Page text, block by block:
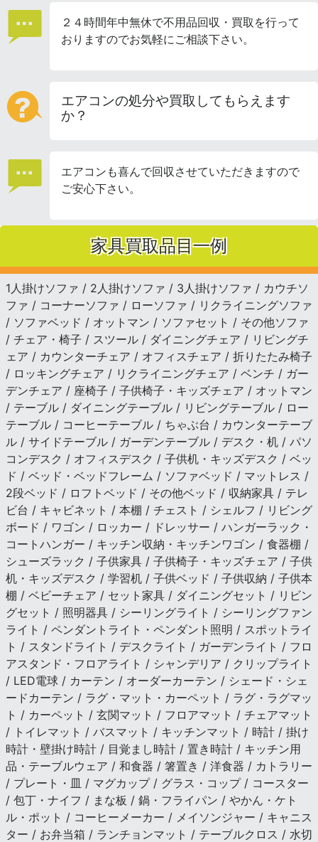
２４時間年中無休で不用品回収・買取を行って
おりますのでお気軽にご相談下さい。
エアコンの処分や買取してもらえます
か？
エアコンも喜んで回収させていただきますので
ご安心下さい。
家具買取品目一例
1人掛けソファ / 2人掛けソファ / 3人掛けソファ / カウチソ
ファ / コーナーソファ / ローソファ / リクライニングソファ
/ ソファベッド / オットマン / ソファセット / その他ソファ
/ チェア・椅子 / スツール / ダイニングチェア / リビングチ
ェア / カウンターチェア / オフィスチェア / 折りたたみ椅子
/ ロッキングチェア / リクライニングチェア / ベンチ / ガー
デンチェア / 座椅子 / 子供椅子・キッズチェア / オットマン
/ テーブル / ダイニングテーブル / リビングテーブル / ロー
テーブル / コーヒーテーブル / ちゃぶ台 / カウンターテーブ
ル / サイドテーブル / ガーデンテーブル / デスク・机 / パソ
コンデスク / オフィスデスク / 子供机・キッズデスク / ベッ
ド / ベッド・ベッドフレーム / ソファベッド / マットレス /
2段ベッド / ロフトベッド / その他ベッド / 収納家具 / テレ
ビ台 / キャビネット / 本棚 / チェスト / シェルフ / リビング
ボード / ワゴン / ロッカー / ドレッサー / ハンガーラック・
コートハンガー / キッチン収納・キッチンワゴン / 食器棚 /
シューズラック / 子供家具 / 子供椅子・キッズチェア / 子供
机・キッズデスク / 学習机 / 子供ベッド / 子供収納 / 子供本
棚 / ベビーチェア / セット家具 / ダイニングセット / リビン
グセット / 照明器具 / シーリングライト / シーリングファン
ライト / ペンダントライト・ペンダント照明 / スポットライ
ト / スタンドライト / デスクライト / ガーデンライト / フロ
アスタンド・フロアライト / シャンデリア / クリップライト
/ LED電球 / カーテン / オーダーカーテン / シェード・シェ
ードカーテン / ラグ・マット・カーペット / ラグ・ラグマッ
ト / カーペット / 玄関マット / フロアマット / チェアマット
/ トイレマット / バスマット / キッチンマット / 時計 / 掛け
時計・壁掛け時計 / 目覚まし時計 / 置き時計 / キッチン用
品・テーブルウェア / 和食器 / 箸置き / 洋食器 / カトラリー
/ プレート・皿 / マグカップ / グラス・コップ / コースター
/ 包丁・ナイフ / まな板 / 鍋・フライパン / やかん・ケト
ル・ポット / コーヒーメーカー / メイソンジャー / キャニス
ター / お弁当箱 / ランチョンマット / テーブルクロス / 水切